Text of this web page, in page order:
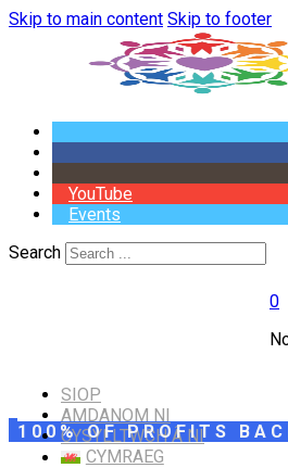
Skip to main content Skip to footer
YouTube
Events
Search
0
SIOP
AMDANOM NI
CYSYLLTWCH Â NI
CYMRAEG
100% OF PROFITS